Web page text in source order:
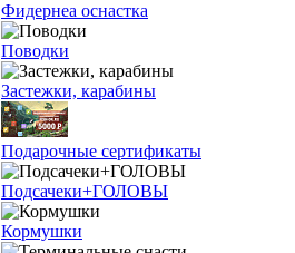
Фидернеа оснастка
Поводки
Застежки, карабины
Подарочные сертификаты
Подсачеки+ГОЛОВЫ
Кормушки